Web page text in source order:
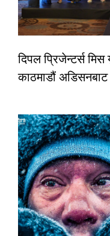
दिपल प्रिजेन्टर्स
काठमाडौं